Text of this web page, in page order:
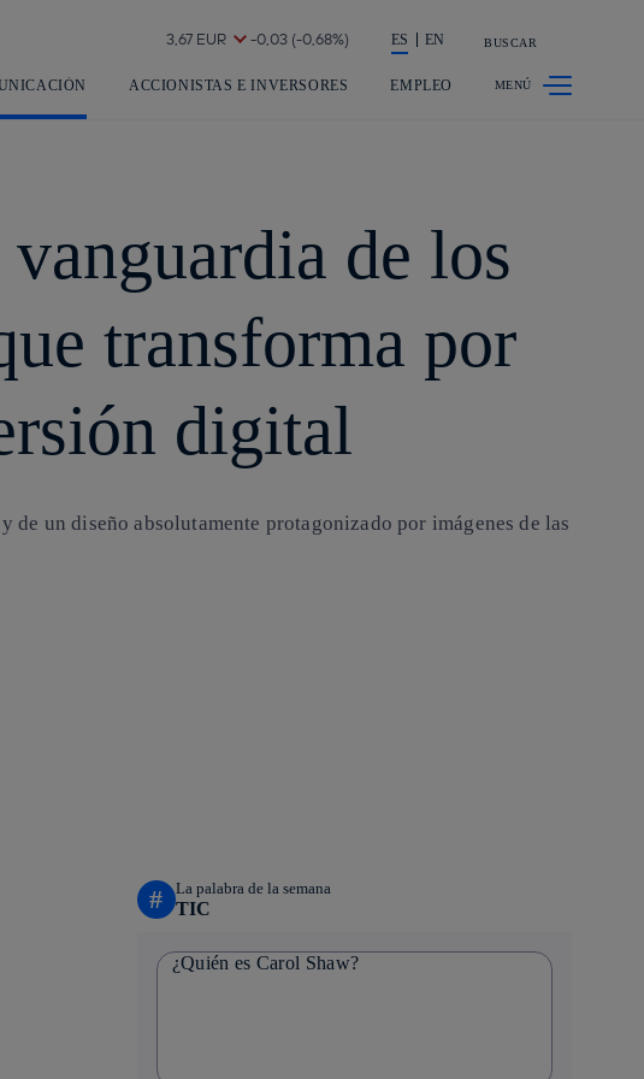
La acción en accionistas e inversores ES EN BUSCAR
ACCIONISTAS E INVERSORES EMPLEO
de los
transforma por
digital
un diseño absolutamente protagonizado por imágenes de las
# La palabra de la semana
TIC
¿Quién es Carol Shaw?